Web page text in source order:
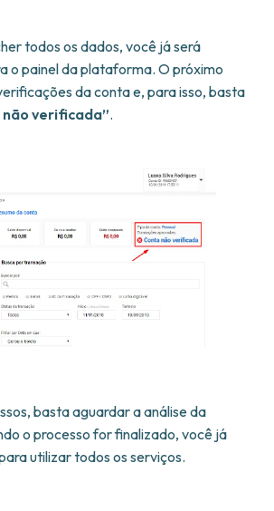
todos os dados, você já será
o painel da plataforma. O próximo
da conta e, para isso, basta
não verificada”.
basta aguardar a análise da
o processo for finalizado, você já
utilizar todos os serviços.